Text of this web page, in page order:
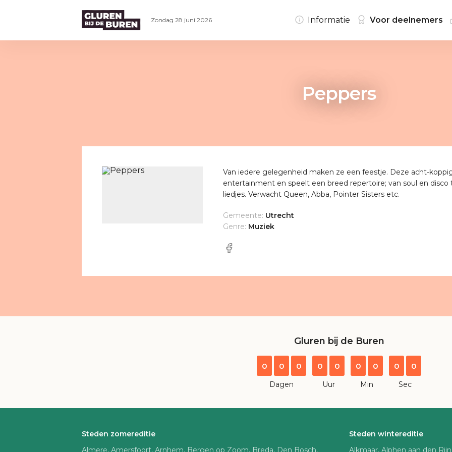
Peppers
Van iedere gelegenheid maken ze een feestje. Deze acht-
entertainment en speelt een breed repertoire; van soul en
liedjes. Verwacht Queen, Abba, Pointer Sisters etc.
Gemeente: Utrecht
Genre: Muziek
Gluren bij de Buren
0 0 0
Dagen
0 0
Uur
0 0
Min
0 0
Sec
Steden zomereditie
Almere, Amersfoort, Arnhem, Bergen op Zoom, Breda, Den Bosch,
Steden wintereditie
Alkmaar, Alphen aan den
Zondag 28 juni 2026 Informatie Voor deelnemers